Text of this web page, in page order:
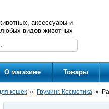
аксессуары и
видов животных
О магазине Товары
кошек Груминг. Косметика